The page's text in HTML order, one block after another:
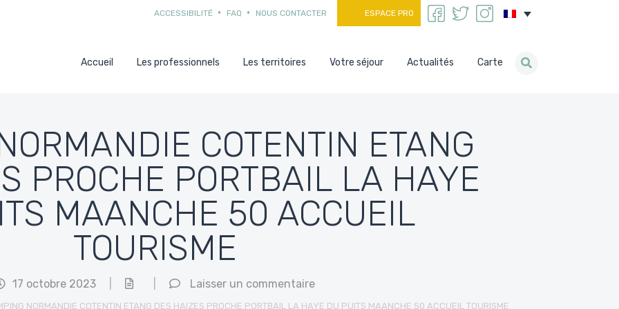
ACCESSIBILITÉ FAQ NOUS CONTACTER ESPACE PRO
Accueil Les professionnels Les territoires Votre séjour Actualités Carte
COTENTIN ETANG
PROCHE PORTBAIL LA HAYE
MAANCHE 50 ACCUEIL
TOURISME
17 octobre 2023 Laisser un commentaire
NORMANDIE COTENTIN ETANG DES HAIZES PROCHE PORTBAIL LA HAYE DU PUITS MAANCHE 50 ACCUEIL TOURISME